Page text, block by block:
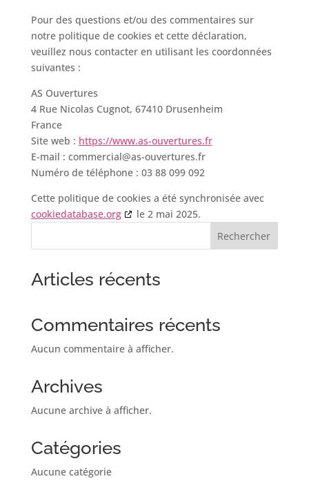
Pour des questions et/ou des commentaires sur
notre politique de cookies et cette déclaration,
veuillez nous contacter en utilisant les coordonnées
suivantes :
AS Ouvertures
4 Rue Nicolas Cugnot, 67410 Drusenheim
France
Site web : https://www.as-ouvertures.fr
E-mail : commercial@as-ouvertures.fr
Numéro de téléphone : 03 88 099 092
Cette politique de cookies a été synchronisée avec
cookiedatabase.org
le 2 mai 2025.
Rechercher
Articles récents
Commentaires récents
Aucun commentaire à afficher.
Archives
Aucune archive à afficher.
Catégories
Aucune catégorie